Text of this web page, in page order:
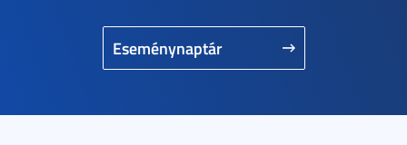
Eseménynaptár